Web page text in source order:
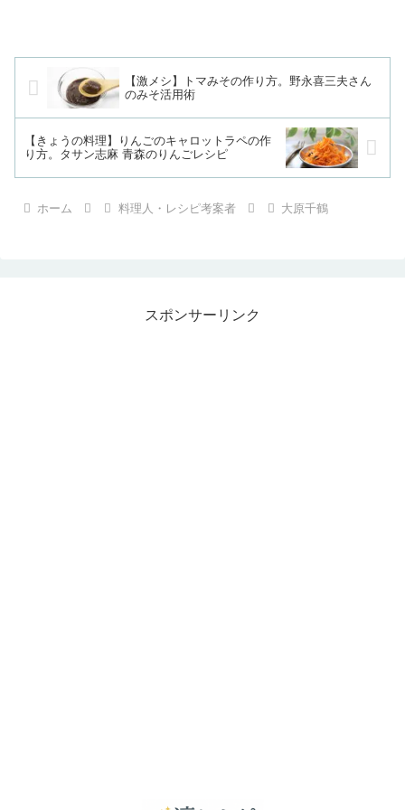
【激メシ】トマみその作り方。野永喜三夫さん
のみそ活用術
【きょうの料理】りんごのキャロットラペの作
り方。タサン志麻 青森のりんごレシピ
ホーム 料理人・レシピ考案者 大原千鶴
スポンサーリンク